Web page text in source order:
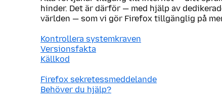
hinder. Det är därför — med hjälp av
världen — som vi gör Firefox tillgänglig på
Kontrollera systemkraven
Versionsfakta
Källkod
Firefox sekretessmeddelande
Behöver du hjälp?